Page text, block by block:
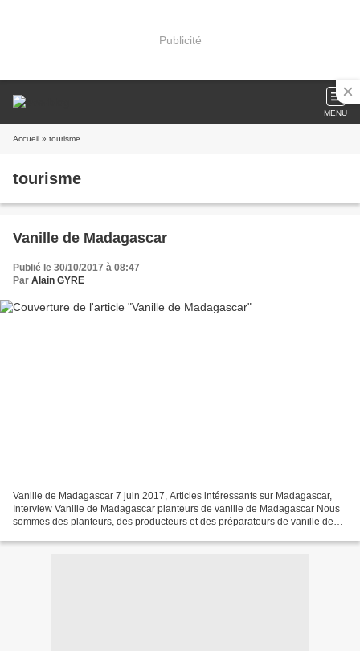
Publicité
MENU
Accueil » tourisme
tourisme
Vanille de Madagascar
Publié le 30/10/2017 à 08:47
Par Alain GYRE
Vanille de Madagascar 7 juin 2017, Articles intéressants sur Madagascar,
Interview Vanille de Madagascar planteurs de vanille de Madagascar Nous
sommes des planteurs, des producteurs et des préparateurs de vanille de